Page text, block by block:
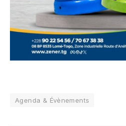
Agenda & Évènements